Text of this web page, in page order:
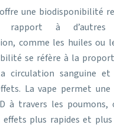
offre une biodisponibilité
rapport à d’autres
comme les huiles ou
se réfère à la
circulation sanguine et
La vape permet
à travers les poumons,
plus rapides et plus